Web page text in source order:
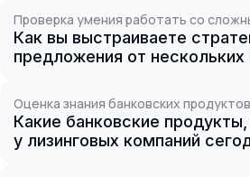
Проверка умения работать со
Как вы выстраиваете
предложения от
Оценка знания банковских
Какие банковские
у лизинговых компаний